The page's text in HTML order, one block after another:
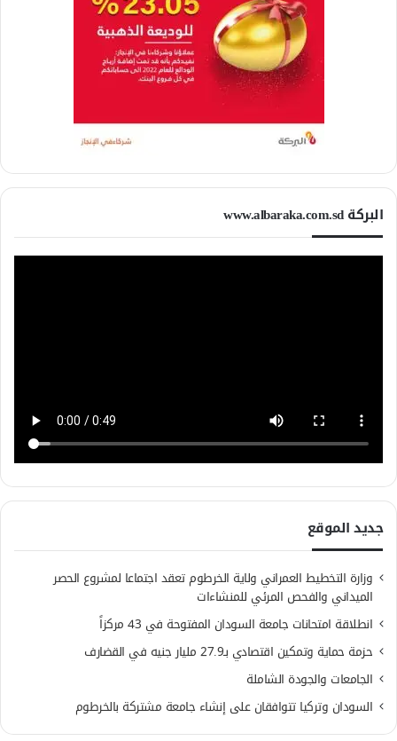
البركة www.albaraka.com.sd
جديد الموقع
وزارة التخطيط العمراني ولاية الخرطوم تعقد اجتماعا لمشروع الحصر
الميداني والفحص المرئي للمنشاءات
انطلاقة امتحانات جامعة السودان المفتوحة في 43 مركزاً
حزمة حماية وتمكين اقتصادي بـ27.9 مليار جنيه في القضارف
الجامعات والجودة الشاملة
السودان وتركيا تتوافقان على إنشاء جامعة مشتركة بالخرطوم